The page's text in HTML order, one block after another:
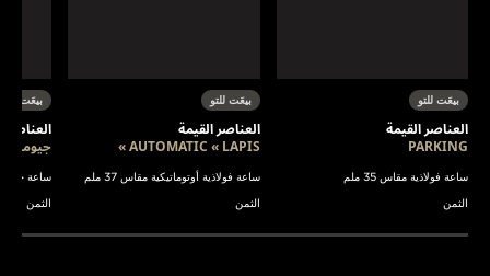
بيعَت للتو
العناصر القيمة
PARKING
ساعة فولاذية مقاس 35 ملم
الثمن
بيعَت للتو
العناصر القيمة
AUTOMATIC « LAPIS »
ساعة فولاذية أوتوماتيكية مقاس 37 ملم
الثمن
بيعَت للتو
العناصر
ساعة
الثمن